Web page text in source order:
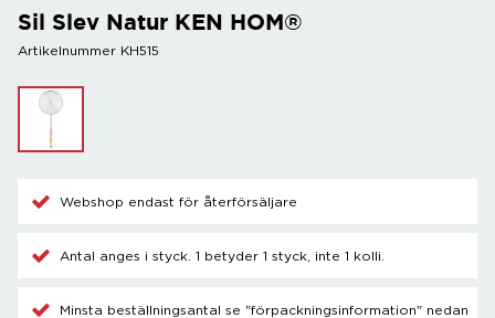
Sil Slev Natur KEN HOM®
Artikelnummer KH515
Webshop endast för återförsäljare
Antal anges i styck. 1 betyder 1 styck, inte 1 kolli.
Minsta beställningsantal se "förpackningsinformation" nedan